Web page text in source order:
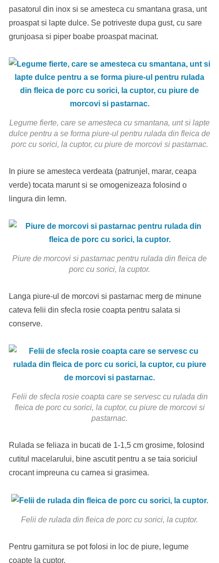
pasatorul din inox si se amesteca cu smantana grasa, unt
proaspat si lapte dulce. Se potriveste dupa gust, cu sare
grunjoasa si piper boabe proaspat macinat.
Legume fierte, care se amesteca cu smantana, unt si lapte
dulce pentru a se forma piure-ul pentru rulada din fleica de
porc cu sorici, la cuptor, cu piure de morcovi si pastarnac.
In piure se amesteca verdeata (patrunjel, marar, ceapa
verde) tocata marunt si se omogenizeaza folosind o
lingura din lemn.
Piure de morcovi si pastarnac pentru rulada din fleica de
porc cu sorici, la cuptor.
Langa piure-ul de morcovi si pastarnac merg de minune
cateva felii din sfecla rosie coapta pentru salata si
conserve.
Felii de sfecla rosie coapta care se servesc cu rulada din
fleica de porc cu sorici, la cuptor, cu piure de morcovi si
pastarnac.
Rulada se feliaza in bucati de 1-1,5 cm grosime, folosind
cutitul macelarului, bine ascutit pentru a se taia soriciul
crocant impreuna cu carnea si grasimea.
Felii de rulada din fleica de porc cu sorici, la cuptor.
Pentru garnitura se pot folosi in loc de piure, legume
coapte la cuptor.